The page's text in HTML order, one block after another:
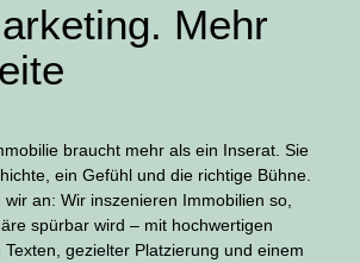
Mehr
braucht mehr als ein Inserat. Sie
ein Gefühl und die richtige Bühne.
an: Wir inszenieren Immobilien so,
spürbar wird – mit hochwertigen
gezielter Platzierung und einem